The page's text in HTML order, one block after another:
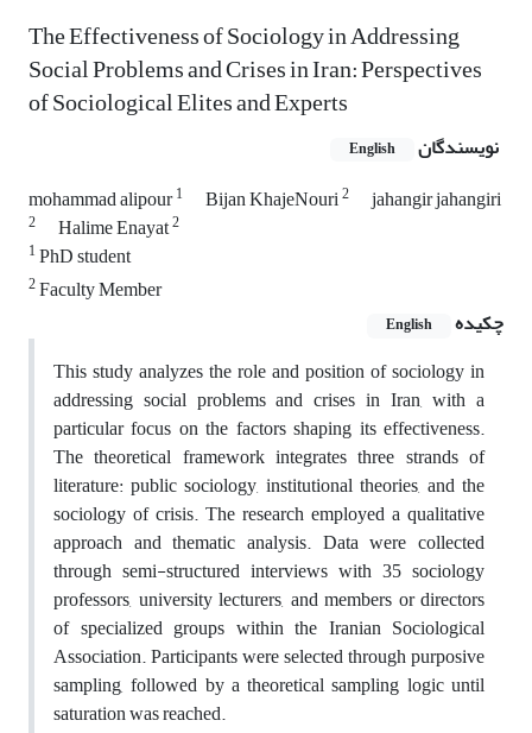
The Effectiveness of Sociology in Addressing
Social Problems and Crises in Iran: Perspectives
of Sociological Elites and Experts
نویسندگان English
mohammad alipour1 Bijan KhajeNouri2 jahangir jahangiri
2 Halime Enayat2
1PhD student
2Faculty Member
چکیده
English
This study analyzes the role and position of sociology in
addressing social problems and crises in Iran, with a
particular focus on the factors shaping its effectiveness.
The theoretical framework integrates three strands of
literature: public sociology, institutional theories, and the
sociology of crisis. The research employed a qualitative
approach and thematic analysis. Data were collected
through semi-structured interviews with 35 sociology
professors, university lecturers, and members or directors
of specialized groups within the Iranian Sociological
Association. Participants were selected through purposive
sampling, followed by a theoretical sampling logic until
saturation was reached.